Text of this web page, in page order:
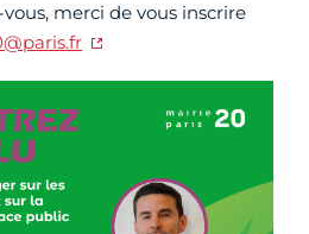
merci de vous inscrire